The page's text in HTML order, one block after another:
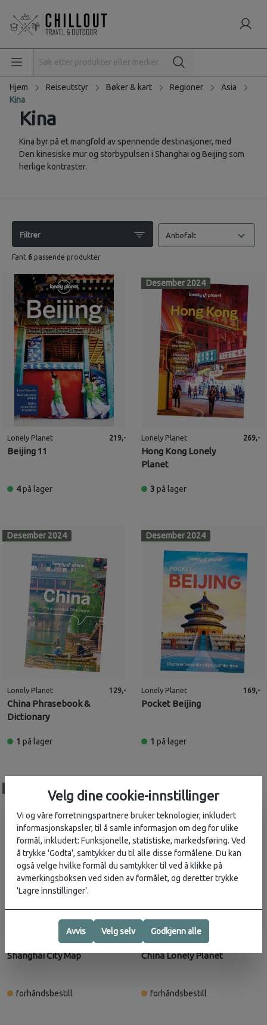
Hjem Reiseutstyr Bøker & kart Regioner
Asia
Kina
Kina
Kina byr på et mangfold av spennende destinasjoner, med
Den kinesiske mur og storbypulsen i Shanghai og Beijing som
herlige kontraster.
Filtrer Anbefalt
Fant 6 passende produkter
Lonely Planet
Beijing 11
219,-
4på lager
Desember 2024
Lonely Planet
Hong Kong Lonely
Planet
269,-
3 på lager
Desember 2024
Lonely Planet
China Phrasebook &
Dictionary
129,-
1 på lager
Desember 2024
Lonely Planet
Pocket Beijing
169,-
1 på lager
Desember 2024
Shanghai City Map
129,-
forhåndsbestill
Mai 2025
Lonely Planet
China Lonely Planet
forhåndsbestill
Velg dine cookie-innstillinger
Vi og våre forretningspartnere bruker teknologier, inkludert
informasjonskapsler, til å samle informasjon om deg for ulike
formål, inkludert: Funksjonelle, statistiske, markedsføring. Ved
å trykke 'Godta', samtykker du til alle disse formålene. Du kan
også velge hvilke formål du samtykker til ved å klikke på
avmerkingsboksen ved siden av formålet, og deretter trykke
'Lagre innstillinger'.
Avvis Velg selv Godkjenn alle